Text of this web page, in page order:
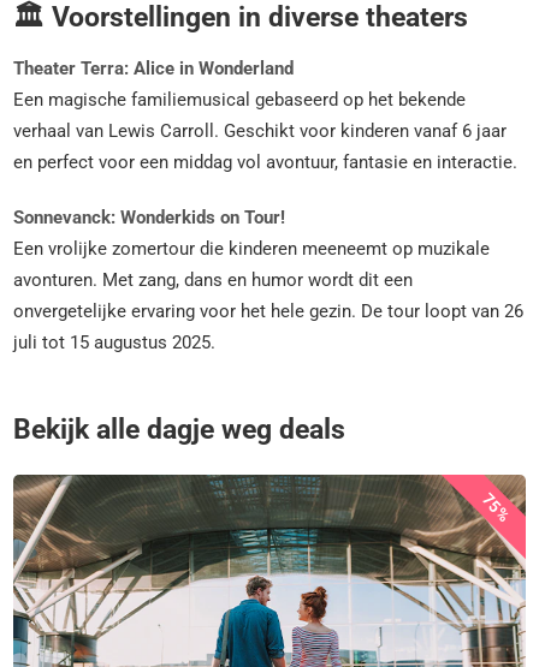
🏛️ Voorstellingen in diverse theaters
Theater Terra: Alice in Wonderland
Een magische familiemusical gebaseerd op het bekende
verhaal van Lewis Carroll. Geschikt voor kinderen vanaf 6 jaar
en perfect voor een middag vol avontuur, fantasie en interactie.
Sonnevanck: Wonderkids on Tour!
Een vrolijke zomertour die kinderen meeneemt op muzikale
avonturen. Met zang, dans en humor wordt dit een
onvergetelijke ervaring voor het hele gezin. De tour loopt van 26
juli tot 15 augustus 2025.
Bekijk alle dagje weg deals
75%